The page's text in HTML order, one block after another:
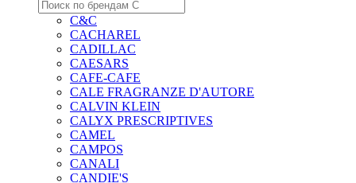
C&C
CACHAREL
CADILLAC
CAESARS
CAFE-CAFE
CALE FRAGRANZE D'AUTORE
CALVIN KLEIN
CALYX PRESCRIPTIVES
CAMEL
CAMPOS
CANALI
CANDIE'S